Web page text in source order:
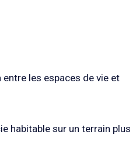
les espaces de vie et
habitable sur un terrain plus